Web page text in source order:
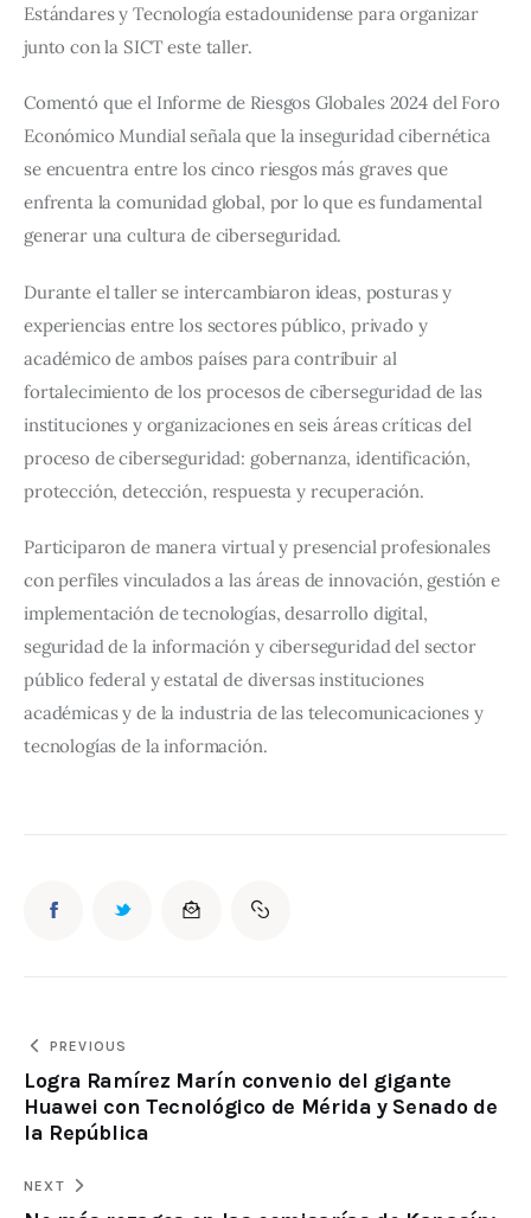
Estándares y Tecnología estadounidense para organizar
junto con la SICT este taller.
Comentó que el Informe de Riesgos Globales 2024 del Foro
Económico Mundial señala que la inseguridad cibernética
se encuentra entre los cinco riesgos más graves que
enfrenta la comunidad global, por lo que es fundamental
generar una cultura de ciberseguridad.
Durante el taller se intercambiaron ideas, posturas y
experiencias entre los sectores público, privado y
académico de ambos países para contribuir al
fortalecimiento de los procesos de ciberseguridad de las
instituciones y organizaciones en seis áreas críticas del
proceso de ciberseguridad: gobernanza, identificación,
protección, detección, respuesta y recuperación.
Participaron de manera virtual y presencial profesionales
con perfiles vinculados a las áreas de innovación, gestión e
implementación de tecnologías, desarrollo digital,
seguridad de la información y ciberseguridad del sector
público federal y estatal de diversas instituciones
académicas y de la industria de las telecomunicaciones y
tecnologías de la información.
PREVIOUS
Logra Ramírez Marín convenio del gigante
Huawei con Tecnológico de Mérida y Senado de
la República
NEXT